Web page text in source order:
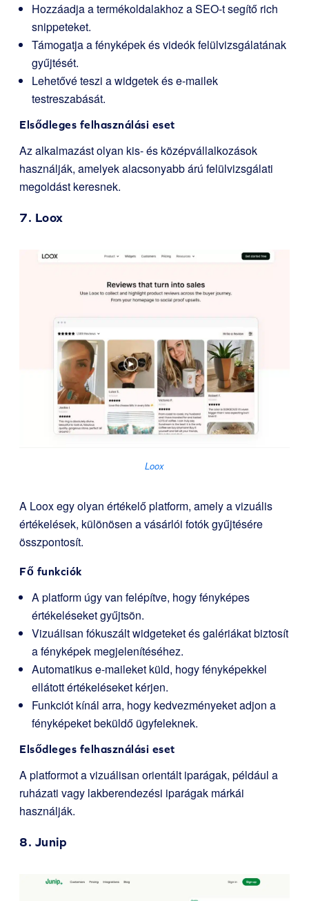
Hozzáadja a termékoldalakhoz a SEO-t segítő rich
snippeteket.
Támogatja a fényképek és videók felülvizsgálatának
gyűjtését.
Lehetővé teszi a widgetek és e-mailek
testreszabását.
Elsődleges felhasználási eset
Az alkalmazást olyan kis- és középvállalkozások
használják, amelyek alacsonyabb árú felülvizsgálati
megoldást keresnek.
7. Loox
Loox
A Loox egy olyan értékelő platform, amely a vizuális
értékelések, különösen a vásárlói fotók gyűjtésére
összpontosít.
Fő funkciók
A platform úgy van felépítve, hogy fényképes
értékeléseket gyűjtsön.
Vizuálisan fókuszált widgeteket és galériákat biztosít
a fényképek megjelenítéséhez.
Automatikus e-maileket küld, hogy fényképekkel
ellátott értékeléseket kérjen.
Funkciót kínál arra, hogy kedvezményeket adjon a
fényképeket beküldő ügyfeleknek.
Elsődleges felhasználási eset
A platformot a vizuálisan orientált iparágak, például a
ruházati vagy lakberendezési iparágak márkái
használják.
8. Junip